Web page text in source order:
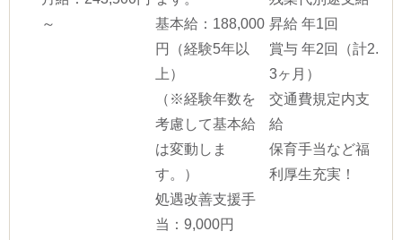
～
基本給：188,000
円（経験5年以
上）
（※経験年数を
考慮して基本給
は変動しま
す。）
処遇改善支援手
当：9,000円
昇給 年1回
賞与 年2回（計2.
3ヶ月）
交通費規定内支
給
保育手当など福
利厚生充実！